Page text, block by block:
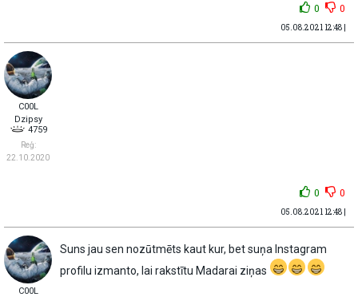
0 0
05.08.2021 12:48 |
C00L
Dzipsy
4759
Reģ:
22.10.2020
0 0
05.08.2021 12:48 |
C00L
Suns jau sen nozūtmēts kaut kur, bet suņa Instagram
profilu izmanto, lai rakstītu Madarai ziņas